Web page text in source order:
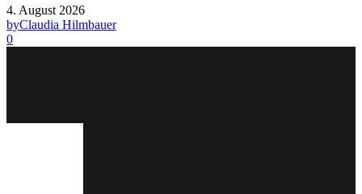
4. August 2026
byClaudia Hilmbauer
0